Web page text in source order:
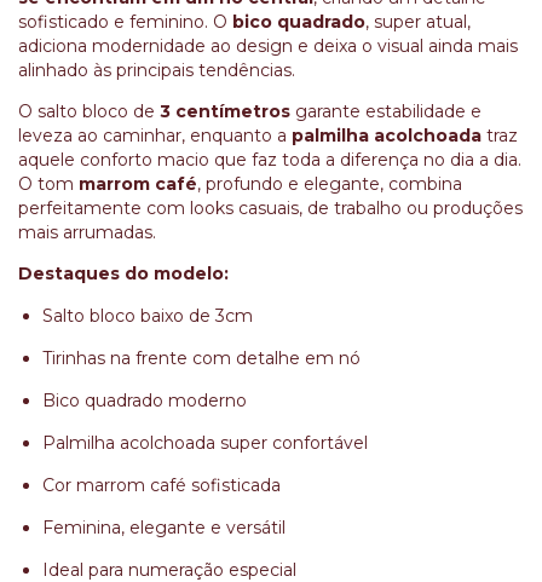
sofisticado e feminino. O bico quadrado, super atual,
adiciona modernidade ao design e deixa o visual ainda mais
alinhado às principais tendências.
O salto bloco de 3 centímetros garante estabilidade e
leveza ao caminhar, enquanto a palmilha acolchoada traz
aquele conforto macio que faz toda a diferença no dia a dia.
O tom marrom café, profundo e elegante, combina
perfeitamente com looks casuais, de trabalho ou produções
mais arrumadas.
Destaques do modelo:
Salto bloco baixo de 3cm
Tirinhas na frente com detalhe em nó
Bico quadrado moderno
Palmilha acolchoada super confortável
Cor marrom café sofisticada
Feminina, elegante e versátil
Ideal para numeração especial